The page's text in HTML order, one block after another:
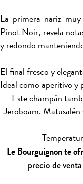
La primera nariz
Pinot Noir, revela
y redondo
El final fresco y
Ideal como aperitivo y
Este champán
Jeroboam. Matusalén
Le Bourguignon te
precio de